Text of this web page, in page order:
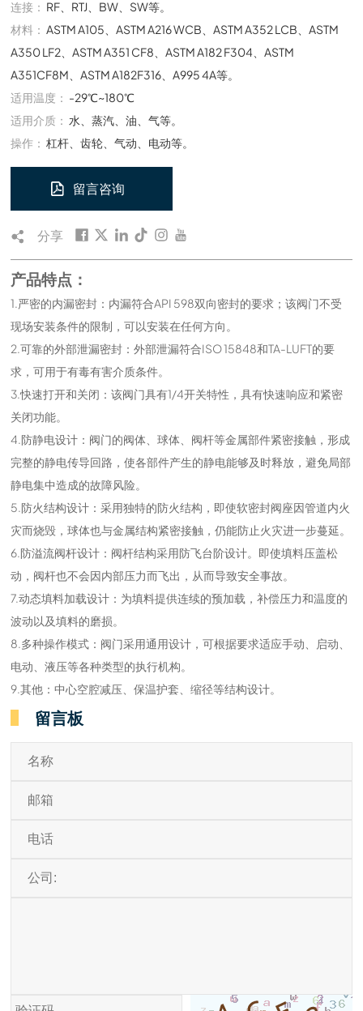
连接： RF、RTJ、BW、SW等。
材料： ASTM A105、ASTM A216 WCB、ASTM A352 LCB、ASTM
A350 LF2、ASTM A351 CF8、ASTM A182 F304、ASTM
A351CF8M、ASTM A182F316、A995 4A等。
适用温度： -29℃~180℃
适用介质： 水、蒸汽、油、气等。
操作： 杠杆、齿轮、气动、电动等。
留言咨询
分享
产品特点：
1.严密的内漏密封：内漏符合API 598双向密封的要求；该阀门不受
现场安装条件的限制，可以安装在任何方向。
2.可靠的外部泄漏密封：外部泄漏符合ISO 15848和TA-LUFT的要
求，可用于有毒有害介质条件。
3.快速打开和关闭：该阀门具有1/4开关特性，具有快速响应和紧密
关闭功能。
4.防静电设计：阀门的阀体、球体、阀杆等金属部件紧密接触，形成
完整的静电传导回路，使各部件产生的静电能够及时释放，避免局部
静电集中造成的故障风险。
5.防火结构设计：采用独特的防火结构，即使软密封阀座因管道内火
灾而烧毁，球体也与金属结构紧密接触，仍能防止火灾进一步蔓延。
6.防溢流阀杆设计：阀杆结构采用防飞台阶设计。即使填料压盖松
动，阀杆也不会因内部压力而飞出，从而导致安全事故。
7.动态填料加载设计：为填料提供连续的预加载，补偿压力和温度的
波动以及填料的磨损。
8.多种操作模式：阀门采用通用设计，可根据要求适应手动、启动、
电动、液压等各种类型的执行机构。
9.其他：中心空腔减压、保温护套、缩径等结构设计。
留言板